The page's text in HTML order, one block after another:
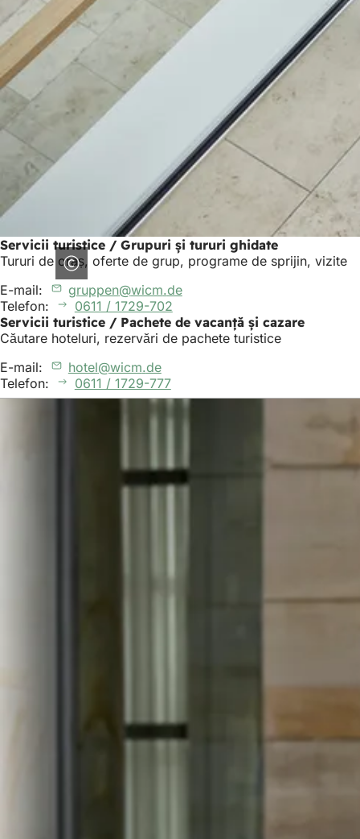
Servicii turistice / Grupuri și tururi ghidate
Tururi de oraș, oferte de grup, programe de sprijin, vizite
E-mail:
gruppen wicm de
Telefon:
0611 / 1729-702
Servicii turistice / Pachete de vacanță și cazare
Căutare hoteluri, rezervări de pachete turistice
E-mail:
hotel wicm de
Telefon:
0611 / 1729-777